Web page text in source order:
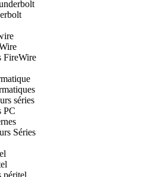
FireWire
séries
PC
Séries
péritel